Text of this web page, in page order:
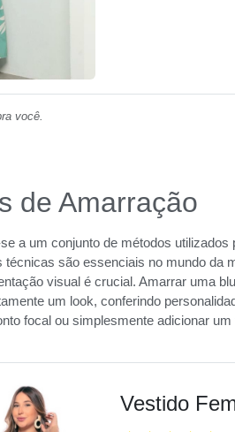
você.
de Amarração
a um conjunto de métodos
são essenciais no mundo da
visual é crucial. Amarrar uma
um look, conferindo
focal ou simplesmente adicionar
Vestido